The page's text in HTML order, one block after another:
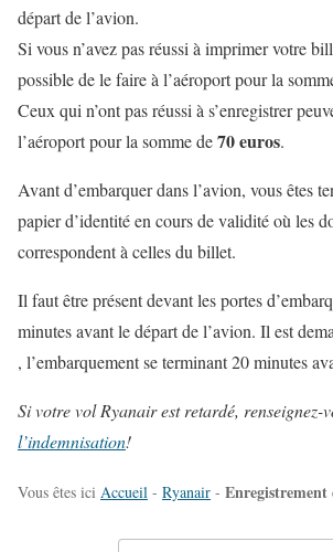
départ de l’avion.
Si vous n’avez pas réussi à imprimer votre
possible de le faire à l’aéroport pour la
Ceux qui n’ont pas réussi à s’enregistrer
l’aéroport pour la somme de70 euros.
Avant d’embarquer dans l’avion, vous êtes
papier d’identité en cours de validité où les
correspondent à celles du billet.
Il faut être présent devant les portes
minutes avant le départ de l’avion. Il est
, l’embarquement se terminant 20 minutes
Si votre vol Ryanair est retardé, renseignez-
l’indemnisation!
Vous êtes ici Accueil - Ryanair -